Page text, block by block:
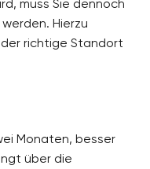
muss Sie dennoch
Hierzu
richtige Standort
Monaten, besser
über die